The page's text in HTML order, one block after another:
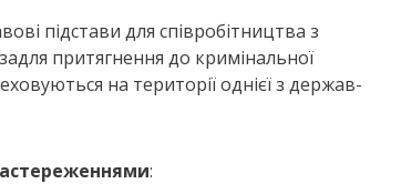
підстави для співробітництва з
притягнення до кримінальної
на території однієї з держав-
: